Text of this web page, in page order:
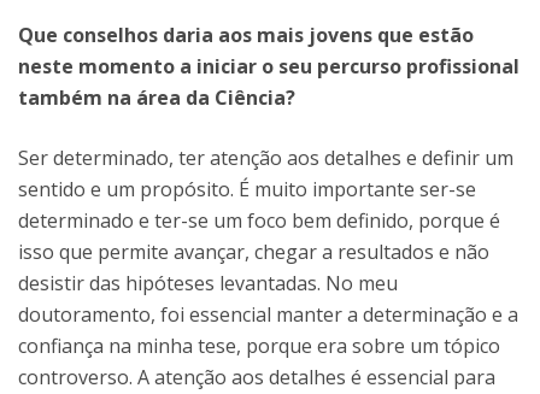
Que conselhos daria aos mais jovens que estão
neste momento a iniciar o seu percurso profissional
também na área da Ciência?
Ser determinado, ter atenção aos detalhes e definir um
sentido e um propósito. É muito importante ser-se
determinado e ter-se um foco bem definido, porque é
isso que permite avançar, chegar a resultados e não
desistir das hipóteses levantadas. No meu
doutoramento, foi essencial manter a determinação e a
confiança na minha tese, porque era sobre um tópico
controverso. A atenção aos detalhes é essencial para